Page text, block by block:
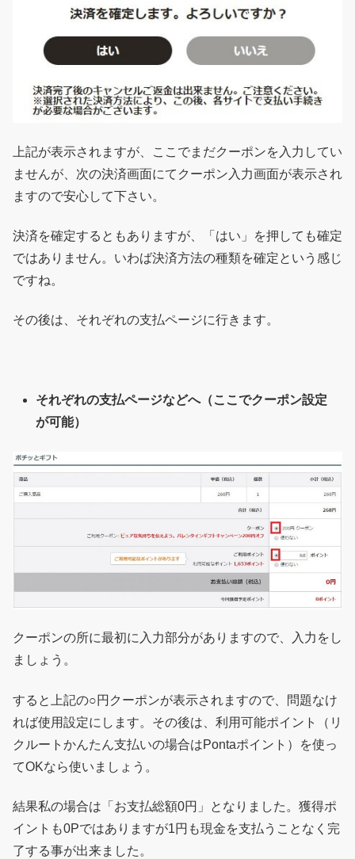
上記が表示されますが、ここでまだクーポンを入力してい
ませんが、次の決済画面にてクーポン入力画面が表示され
ますので安心して下さい。
決済を確定するともありますが、「はい」を押しても確定
ではありません。いわば決済方法の種類を確定という感じ
ですね。
その後は、それぞれの支払ページに行きます。
それぞれの支払ページなどへ（ここでクーポン設定
が可能）
クーポンの所に最初に入力部分がありますので、入力をし
ましょう。
すると上記の○円クーポンが表示されますので、問題なけ
れば使用設定にします。その後は、利用可能ポイント（リ
クルートかんたん支払いの場合はPontaポイント）を使っ
てOKなら使いましょう。
結果私の場合は「お支払総額0円」となりました。獲得ポ
イントも0Pではありますが1円も現金を支払うことなく完
了する事が出来ました。